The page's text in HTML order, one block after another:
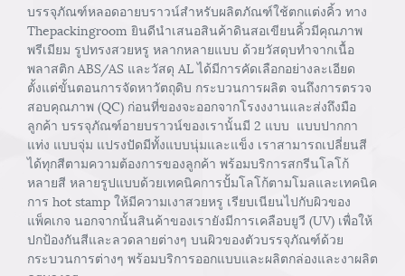
บรรจุภัณฑ์หลอดอายบราวน์สำหรับผลิตภัณฑ์ใช้ตกแต่งคิ้ว ทาง
Thepackingroom ยินดีนำเสนอสินค้าดินสอเขียนคิ้วมีคุณภาพ
พรีเมียม รูปทรงสวยหรู หลากหลายแบบ ด้วยวัสดุบทำจากเนื้อ
พลาสติก ABS/AS และวัสดุ AL ได้มีการคัดเลือกอย่างละเอียด
ตั้งแต่ขั้นตอนการจัดหาวัตถุดิบ กระบวนการผลิต จนถึงการตรวจ
สอบคุณภาพ (QC) ก่อนที่ของจะออกจากโรงงงานและส่งถึงมือ
ลูกค้า บรรจุภัณฑ์อายบราวน์ของเรานั้นมี 2 แบบ แบบปากกา
แท่ง แบบจุ่ม แปรงปัดมีทั้งแบบนุ่มและแข็ง เราสามารถเปลี่ยนสี
ได้ทุกสีตามความต้องการของลูกค้า พร้อมบริการสกรีนโลโก้
หลายสี หลายรูปแบบด้วยเทคนิคการปั้มโลโก้ตามโมลและเทคนิค
การ hot stamp ให้มีความเงาสวยหรู เรียบเนียนไปกับผิวของ
แพ็คเกจ นอกจากนั้นสินค้าของเรายังมีการเคลือบยูวี (UV) เพื่อให้
ปกป้องกันสีและลวดลายต่างๆ บนผิวของตัวบรรจุภัณฑ์ด้วย
กระบวนการต่างๆ พร้อมบริการออกแบบและผลิตกล่องและงาผลิต